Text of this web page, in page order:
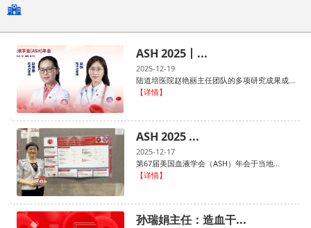
ASH 2025丨...
2025-12-19
陆道培医院赵艳丽主任团队的多项研究成果成...
【详情】
ASH 2025 ...
2025-12-17
第67届美国血液学会（ASH）年会于当地...
【详情】
孙瑞娟主任：造血干...